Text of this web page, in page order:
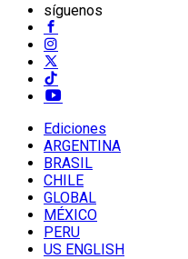
síguenos
Ediciones
ARGENTINA
BRASIL
CHILE
GLOBAL
MÉXICO
PERU
US ENGLISH